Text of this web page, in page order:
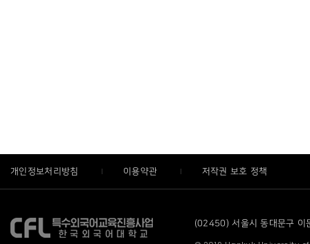
개인정보처리방침 이용약관 저작권 보호 정책
(02450) 서울시 동대문구